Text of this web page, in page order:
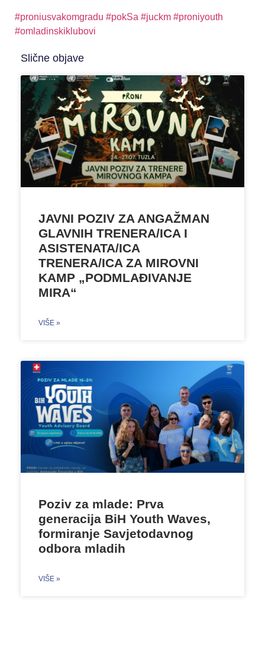
#proniusvakomgradu #pokSa #juckm #proniyouth
#omladinskiklubovi
Slične objave
JAVNI POZIV ZA ANGAŽMAN
GLAVNIH TRENERA/ICA I
ASISTENATA/ICA
TRENERA/ICA ZA MIROVNI
KAMP „PODMLAĐIVANJE
MIRA“
VIŠE »
Poziv za mlade: Prva
generacija BiH Youth Waves,
formiranje Savjetodavnog
odbora mladih
VIŠE »